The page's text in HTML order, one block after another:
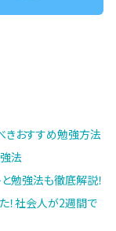
きおすすめ勉強方法
法
勉強法も徹底解説！
！社会人が2週間で